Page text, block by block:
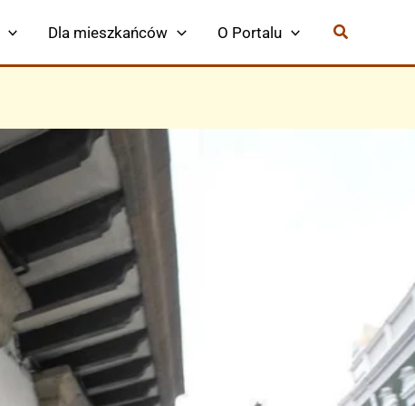
Dla mieszkańców O Portalu